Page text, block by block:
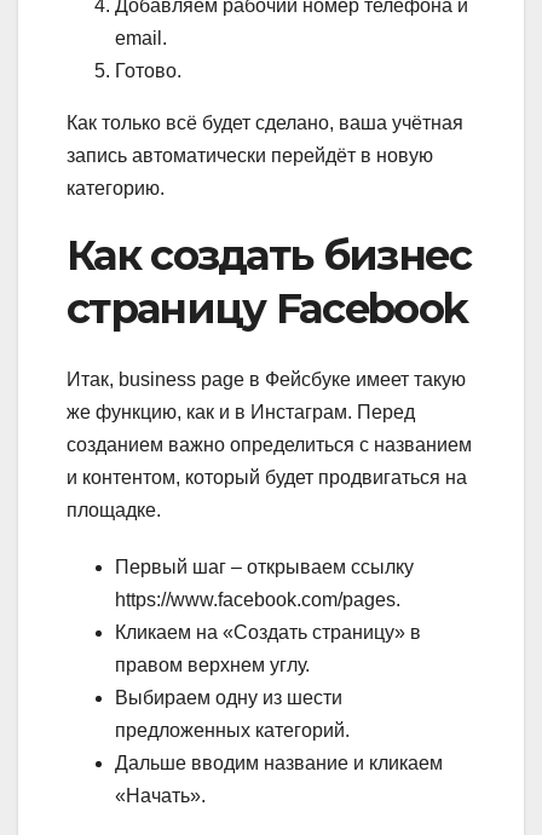
Добавляем рабочий номер телефона и
email.
Готово.
Как только всё будет сделано, ваша учётная
запись автоматически перейдёт в новую
категорию.
Как создать бизнес
страницу Facebook
Итак, business page в Фейсбуке имеет такую
же функцию, как и в Инстаграм. Перед
созданием важно определиться с названием
и контентом, который будет продвигаться на
площадке.
Первый шаг – открываем ссылку
https://www.facebook.com/pages.
Кликаем на «Создать страницу» в
правом верхнем углу.
Выбираем одну из шести
предложенных категорий.
Дальше вводим название и кликаем
«Начать».